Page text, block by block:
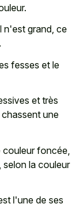
n'est grand, ce
fesses et le
et très
une
foncée,
selon la couleur
l'une de ses